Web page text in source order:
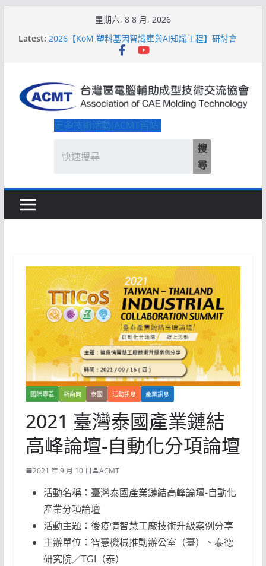
星期六, 8 8 月, 2026
Latest: 2026【KoM 塑料基因智識庫與AI知識工程】研討會
【培訓課程】【ACMT Ｔ零量產】模具估報價：貫穿
具展重磅登場
ACMT打造「Smart Molding 模塑智造平台」主題館
2026【QoM 射出成型高品質穩定生產】研討會
更多技術活動(ACMT舊站)
搜
尋
國際專區 新南向 泰國 活動訊息 產業訊息
2021 臺灣泰國產業鏈結
高峰論壇-自動化分項論壇
2021 年 9 月 10 日 ACMT
活動名稱：臺灣泰國產業鏈結高峰論壇-自動化
產業分項論壇
活動主題：後疫情智慧工廠技術升級案例分享
主辦單位：智慧機械推動辦公室（臺）、泰德
研究院／TGI（泰）